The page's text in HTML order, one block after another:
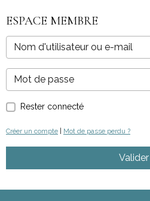
ESPACE MEMBRE
Rester connecté
Créer un compte Mot de passe perdu ?
Valider